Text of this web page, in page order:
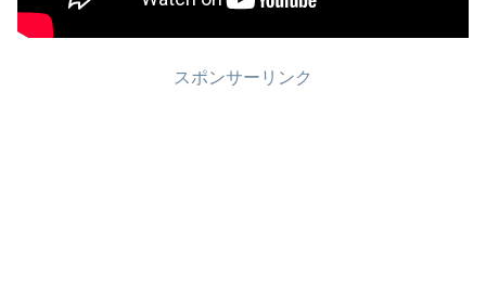
スポンサーリンク